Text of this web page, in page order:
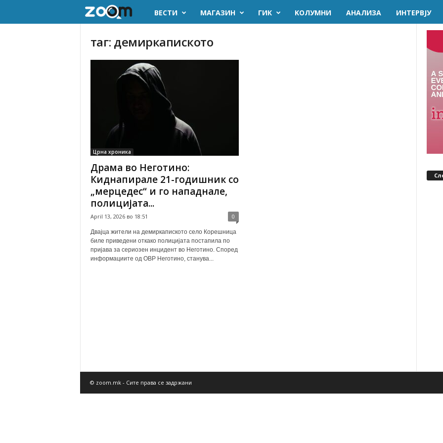
m
ВЕСТИ МАГАЗИН ГИК KОЛУМНИ AНАЛИЗА ИНТЕРВЈУ
таг: демиркапиското
Црна хроника
Драма во Неготино:
Киднапирале 21-годишник со
„мерцедес“ и го нападнале,
полицијата...
April 13, 2026 во 18:51 0
Двајца жители на демиркапиското село Корешница
биле приведени откако полицијата постапила по
пријава за сериозен инцидент во Неготино. Според
информациите од ОВР Неготино, станува...
© zoom.mk - Сите права се задржани